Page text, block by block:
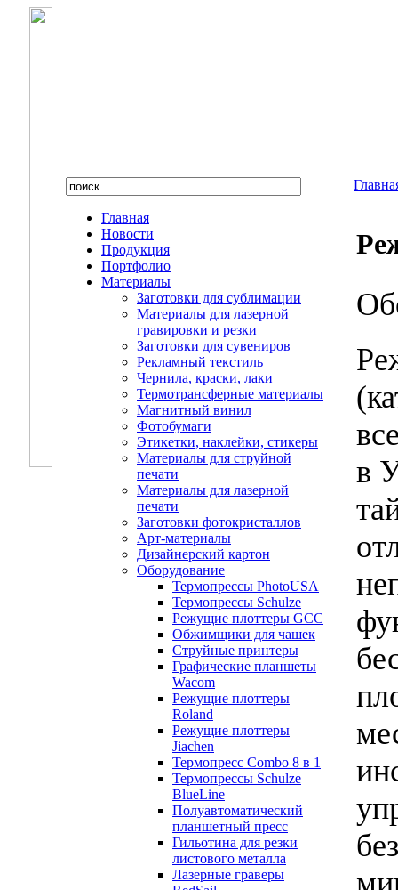
Главная
Новости
Продукция
Портфолио
Материалы
Заготовки для сублимации
Материалы для лазерной
гравировки и резки
Заготовки для сувениров
Рекламный текстиль
Чернила, краски, лаки
Термотрансферные материалы
Магнитный винил
Фотобумаги
Этикетки, наклейки, стикеры
Материалы для струйной
печати
Материалы для лазерной
печати
Заготовки фотокристаллов
Арт-материалы
Дизайнерский картон
Оборудование
Термопрессы PhotoUSA
Термопрессы Schulze
Режущие плоттеры GCC
Обжимщики для чашек
Струйные принтеры
Графические планшеты
Wacom
Режущие плоттеры
Roland
Режущие плоттеры
Jiachen
Термопресс Combo 8 в 1
Термопрессы Schulze
BlueLine
Полуавтоматический
планшетный пресс
Гильотина для резки
листового металла
Лазерные граверы
в